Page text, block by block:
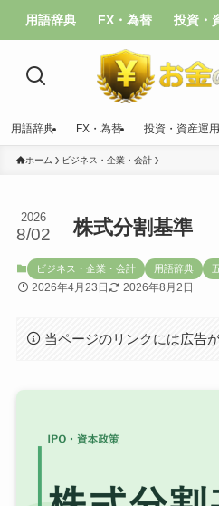
用語辞典 FX・為替 投資・
用語辞典 FX・為替 投資・資産運用
ホーム ビジネス・企業・会計
株式分割基準
2026
8/02
ビジネス・企業・会計 用語辞典
2026年4月23日 2026年8月2日
当ページのリンクには広告